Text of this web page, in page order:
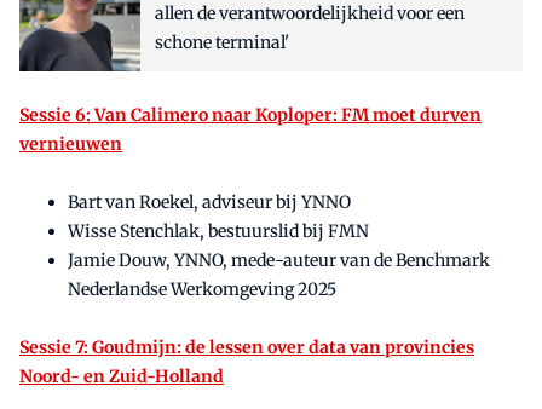
allen de verantwoordelijkheid voor een
schone terminal'
Sessie 6: Van Calimero naar Koploper: FM moet durven
vernieuwen
Bart van Roekel, adviseur bij YNNO
Wisse Stenchlak, bestuurslid bij FMN
Jamie Douw, YNNO, mede-auteur van de Benchmark
Nederlandse Werkomgeving 2025
Sessie 7: Goudmijn: de lessen over data van provincies
Noord- en Zuid-Holland